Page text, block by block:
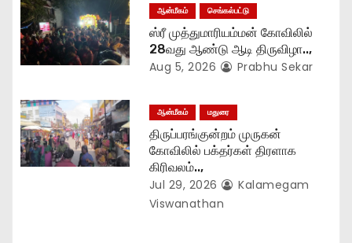
ஆன்மீகம் செங்கல்பட்டு
ஸ்ரீ முத்துமாரியம்மன் கோவிலில்
28வது ஆண்டு ஆடி திருவிழா..,
Aug 5, 2026 Prabhu Sekar
ஆன்மீகம் மதுரை
திருப்பரங்குன்றம் முருகன்
கோவிலில் பக்தர்கள் திரளாக
கிரிவலம்..,
Jul 29, 2026
Kalamegam
Viswanathan